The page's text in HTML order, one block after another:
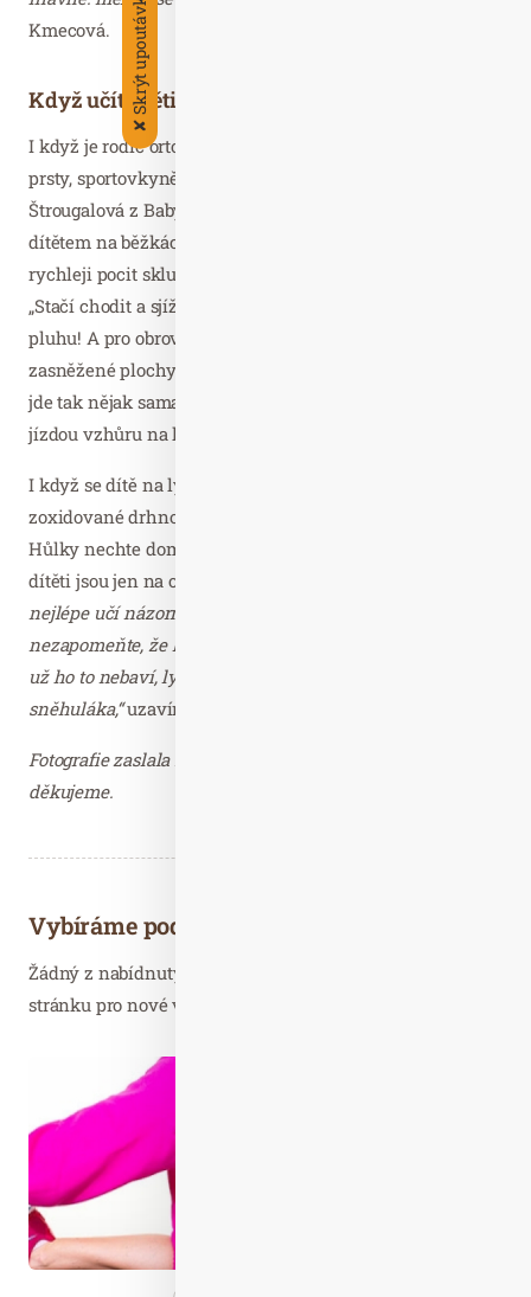
Kmecová.
Když učíte děti sami…
I když je rodič ortodoxní sjezdař a na běžkaře se dívá skrz
prsty, sportovkyně a maminka čtyř dětí Štěpánka
Štrougalová z Baby Clubu Juklík doporučuje začít s
dítětem na běžkách. Dostane tak podle ní podstatně
rychleji pocit skluzu a osvojí si předozadní rovnováhu.
„Stačí chodit a sjíždět na běžkách mírné kopce. Bez
pluhu! A pro obrovskou škálu her vám stačí kousek
zasněžené plochy. Legrace si užijete dost a dost a výuka
jde tak nějak sama. Pro začátky volte malé dětské vleky. I
jízdou vzhůru na lyžích dítě trénuje.“
I když se dítě na lyžích teprve učí, má mít namazáno. Na
zoxidované drhnoucí skluznici pocit skluzu nezíská.
Hůlky nechte doma a na sjezdovkách začněte bez nich,
dítěti jsou jen na obtíž.
nejlépe učí názornou ukázkou a mluvte jeho jazykem. A
nezapomeňte, že lyžování je zábava: Když dítě hlásí, že
už ho to nebaví, lyžování přerušte a běžte třeba stavět
sněhuláka,“uzavírá Štěpánka Štrougalová.
Fotografie zaslala Martina Kadlecová, AMAZE.cz –
děkujeme.
Vybíráme podobné články
Žádný z nabídnutých článků vás nezajímá? Aktualizujte
stránku pro nové výsledky...
✘
Skrýt upoutávky